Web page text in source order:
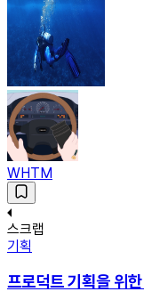
WHTM
스크랩
기획
프로덕트 기획을 위